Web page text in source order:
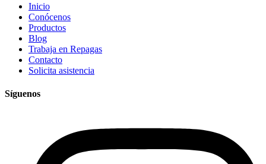
Inicio
Conócenos
Productos
Blog
Trabaja en Repagas
Contacto
Solicita asistencia
Síguenos